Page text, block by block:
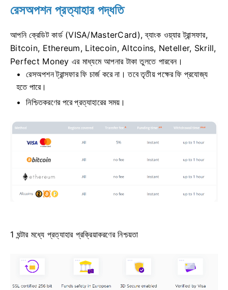
রেসঅপশন প্রত্যাহার পদ্ধতি
আপনি ক্রেডিট কার্ড (VISA/MasterCard), ব্যাংক ওয়্যার ট্রান্সফার,
Bitcoin, Ethereum, Litecoin, Altcoins, Neteller, Skrill,
Perfect Money এর মাধ্যমে আপনার টাকা তুলতে পারবেন।
রেসঅপশন ট্রান্সফার ফি চার্জ করে না।তবে তৃতীয় পক্ষের ফি প্রযোজ্য
হতে পারে।
নিশ্চিতকরণের পরে প্রত্যাহারের সময়।
1 ঘন্টার মধ্যে প্রত্যাহার প্রক্রিয়াকরণের নিশ্চয়তা